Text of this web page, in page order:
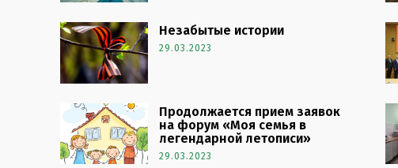
Незабытые истории
29.03.2023
Продолжается прием заявок
на форум «Моя семья в
легендарной летописи»
29.03.2023